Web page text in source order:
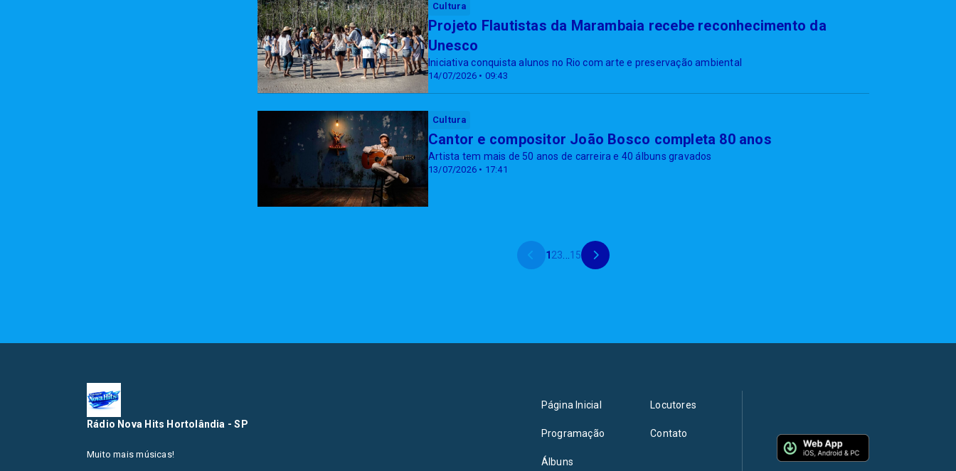
Cultura
14/07/2026 • 09:43
Projeto Flautistas da Marambaia recebe reconhecimento da
Unesco
Iniciativa conquista alunos no Rio com arte e preservação ambiental
Cultura
13/07/2026 • 17:41
Cantor e compositor João Bosco completa 80 anos
Artista tem mais de 50 anos de carreira e 40 álbuns gravados
1 23...15
Rádio Nova Hits Hortolândia - SP
Muito mais músicas!
Página Inicial
Programação
Álbuns
Locutores
Contato